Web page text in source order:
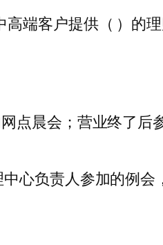
端客户提供（ ）的
点晨会；营业终了后
心负责人参加的例